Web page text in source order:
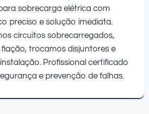
sobrecarga elétrica com
preciso e solução imediata.
circuitos sobrecarregados,
trocamos disjuntores e
Profissional certificado
e prevenção de falhas.